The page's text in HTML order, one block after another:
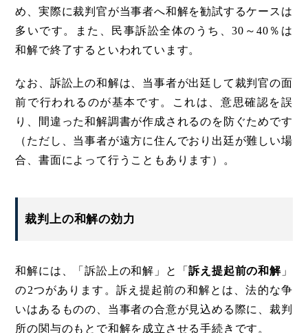
め、実際に裁判官が当事者へ和解を勧試するケースは
多いです。また、民事訴訟全体のうち、30～40％は
和解で終了するといわれています。
なお、訴訟上の和解は、当事者が出廷して裁判官の面
前で行われるのが基本です。これは、意思確認を誤
り、間違った和解調書が作成されるのを防ぐためです
（ただし、当事者が遠方に住んでおり出廷が難しい場
合、書面によって行うこともあります）。
裁判上の和解の効力
和解には、「訴訟上の和解」と「訴え提起前の和解」
の2つがあります。訴え提起前の和解とは、法的な争
いはあるものの、当事者の合意が見込める際に、裁判
所の関与のもとで和解を成立させる手続きです。